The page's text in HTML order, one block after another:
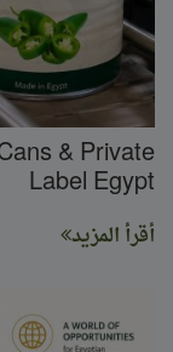
& Private
Label Egypt
أقرأ المزيد